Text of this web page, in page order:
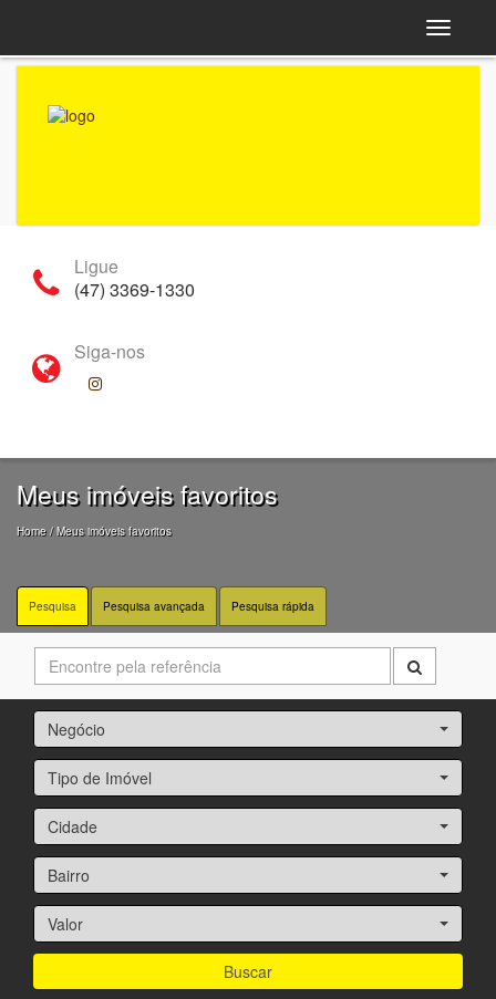
Ligue
(47) 3369-1330
Siga-nos
Meus imóveis favoritos
Home / Meus imóveis favoritos
Pesquisa Pesquisa avançada Pesquisa rápida
Negócio
Tipo de Imóvel
Cidade
Bairro
Valor
Buscar